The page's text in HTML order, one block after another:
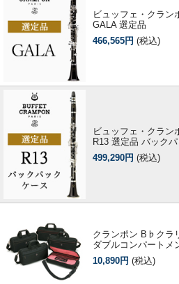
ビュッフェ・クラ
GALA 選定品
466,565円 (税込)
ビュッフェ・クラ
R13 選定品 バック
499,290円 (税込)
クランポン B♭クラ
ダブルコンパートメ
10,890円 (税込)